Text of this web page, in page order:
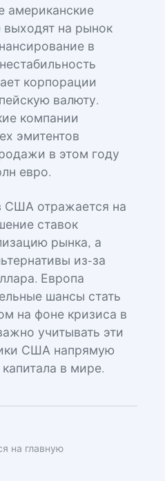
американские
на рынок
в
корпорации
валюту.
компании
эмитентов
в этом году
евро.
США отражается на
ставок
рынка, а
из-за
Европа
шансы стать
на фоне кризиса в
учитывать эти
США напрямую
в мире.
на главную